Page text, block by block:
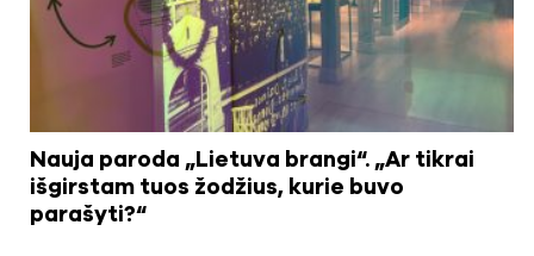
Nauja paroda „Lietuva brangi“. „Ar tikrai
išgirstam tuos žodžius, kurie buvo
parašyti?“